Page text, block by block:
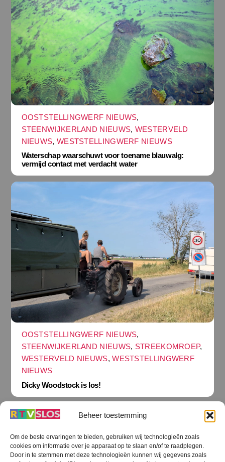
Beheer toestemming
Om de beste ervaringen te bieden, gebruiken wij technologieën zoals
cookies om informatie over je apparaat op te slaan en/of te raadplegen.
Door in te stemmen met deze technologieën kunnen wij gegevens zoals
OOSTSTELLINGWERF NIEUWS,
STEENWIJKERLAND NIEUWS, WESTERVELD
NIEUWS, WESTSTELLINGWERF NIEUWS
Waterschap waarschuwt voor toename blauwalg:
vermijd contact met verdacht water
OOSTSTELLINGWERF NIEUWS,
STEENWIJKERLAND NIEUWS, STREEKOMROEP,
WESTERVELD NIEUWS,WESTSTELLINGWERF
NIEUWS
Dicky Woodstock is los!
Terug
naar